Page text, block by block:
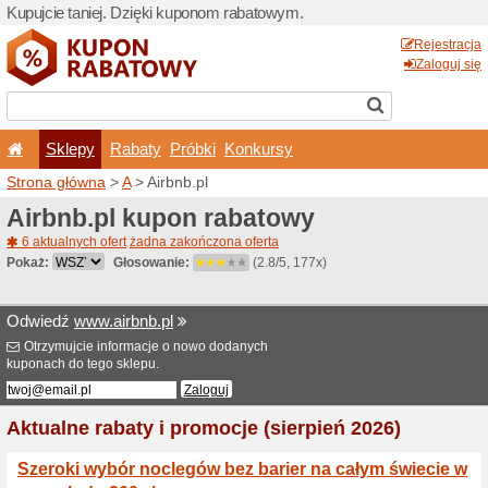
Kupujcie taniej. Dzięki
Sklepy
Strona główna>A>